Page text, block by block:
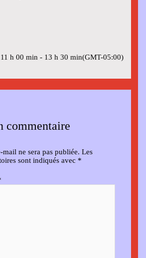
11 h 00 min - 13 h 30 min(GMT-05:00)
commentaire
mail ne sera pas publiée. Les
sont indiqués avec *